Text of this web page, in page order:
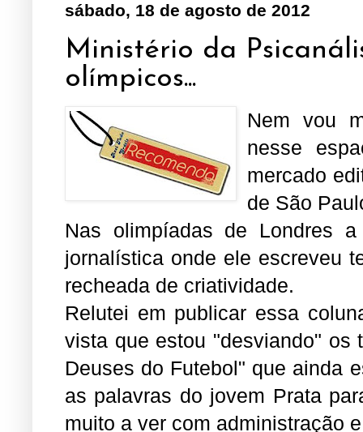
sábado, 18 de agosto de 2012
Ministério da
olímpicos...
Nem vou
nesse
mercado
de São
Nas olimpíadas de Londres
jornalística onde ele escreveu
recheada de criatividade.
Relutei em publicar essa
vista que estou "desviando" os
Deuses do Futebol" que ainda
as palavras do jovem Prata
muito a ver com administração